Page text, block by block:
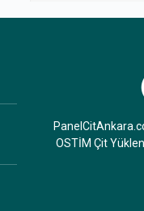
OSTİM Çit